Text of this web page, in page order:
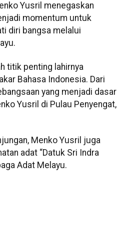
Yusril menegaskan
momentum untuk
diri bangsa melalui
titik penting lahirnya
Bahasa Indonesia. Dari
yang menjadi dasar
Yusril di Pulau Penyengat,
Menko Yusril juga
adat “Datuk Sri Indra
Adat Melayu.